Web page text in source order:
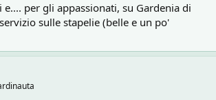
per gli appassionati, su Gardenia di
sulle stapelie (belle e un po'